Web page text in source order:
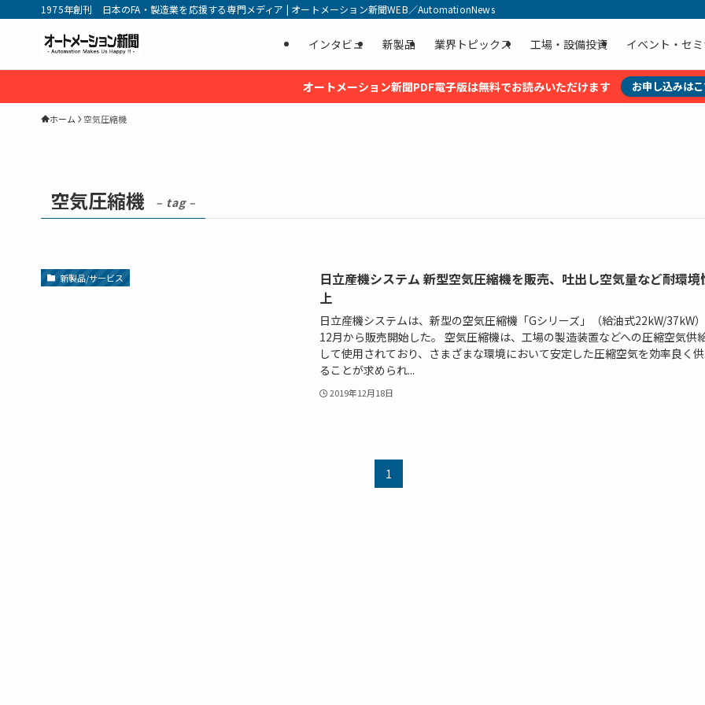
1975年創刊 日本のFA・製造業を応援する専門メディア | オートメーション新聞WEB／AutomationNews
インタビュ 新製品 業界トピックス 工場・設備投資 イベント・セ
オートメーション新聞PDF電子版は無料でお読みいただけます お申し込みは
ホーム 空気圧縮機
空気圧縮機 – tag –
新製品/サービス
日立産機システム 新型空気圧縮機を販売、吐出し空気量など耐環境
上
日立産機システムは、新型の空気圧縮機「Gシリーズ」（給油式22kW/37kW
12月から販売開始した。 空気圧縮機は、工場の製造装置などへの圧縮空気供
して使用されており、さまざまな環境において安定した圧縮空気を効率良く
ることが求められ...
2019年12月18日
1